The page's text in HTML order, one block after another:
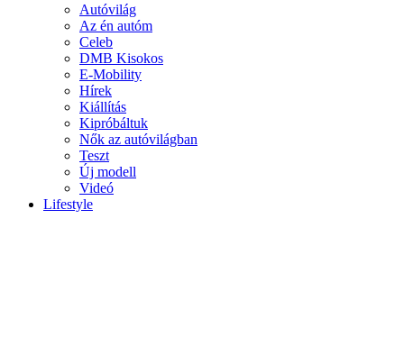
Autóvilág
Az én autóm
Celeb
DMB Kisokos
E-Mobility
Hírek
Kiállítás
Kipróbáltuk
Nők az autóvilágban
Teszt
Új modell
Videó
Lifestyle